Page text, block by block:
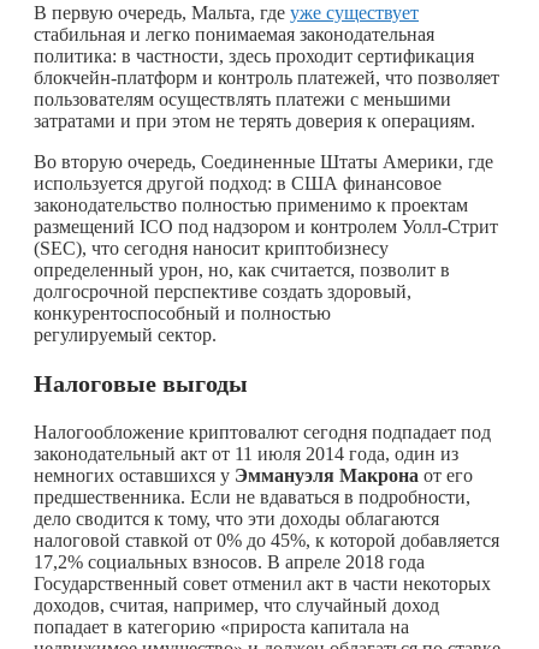
В первую очередь, Мальта, где уже существует
стабильная и легко понимаемая законодательная
политика: в частности, здесь проходит сертификация
блокчейн-платформ и контроль платежей, что позволяет
пользователям осуществлять платежи с меньшими
затратами и при этом не терять доверия к операциям.
Во вторую очередь, Соединенные Штаты Америки, где
используется другой подход: в США финансовое
законодательство полностью применимо к проектам
размещений ICO под надзором и контролем Уолл-Стрит
(SEC), что сегодня наносит криптобизнесу
определенный урон, но, как считается, позволит в
долгосрочной перспективе создать здоровый,
конкурентоспособный и полностью
регулируемый сектор.
Налоговые выгоды
Налогообложение криптовалют сегодня подпадает под
законодательный акт от 11 июля 2014 года, один из
немногих оставшихся у Эммануэля Макрона от его
предшественника. Если не вдаваться в подробности,
дело сводится к тому, что эти доходы облагаются
налоговой ставкой от 0% до 45%, к которой добавляется
17,2% социальных взносов. В апреле 2018 года
Государственный совет отменил акт в части некоторых
доходов, считая, например, что случайный доход
попадает в категорию «прироста капитала на